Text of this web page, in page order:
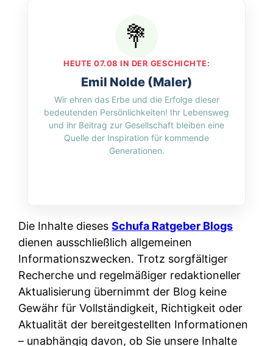
n
w
i
r
h
r
n
f
u
n
i
e
r
e
n
r
u
s
&
O
n
l
W
t
i
M
y
h
o
s
n
d
e
r
S
c
h
u
HEUTE 07.08 IN DER GESCHICHTE:
Emil Nolde (Maler)
Wir ehren das Erbe und die Erfolge dieser
bedeutenden Persönlichkeiten! Ihr Lebensweg
und ihr Beitrag zur Gesellschaft bleiben eine
Quelle der Inspiration für kommende
Generationen.
Die Inhalte diesesSchufa Ratgeber Blogs
dienen ausschließlich allgemeinen
Informationszwecken. Trotz sorgfältiger
Recherche und regelmäßiger redaktioneller
Aktualisierung übernimmt der Blog keine
Gewähr für Vollständigkeit, Richtigkeit oder
Aktualität der bereitgestellten Informationen
– unabhängig davon, ob Sie unsere Inhalte